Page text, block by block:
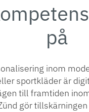
på
inom
sportkläder är
till framtiden
gör